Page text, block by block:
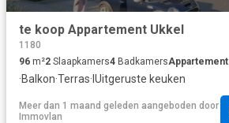
te koop Appartement Ukkel
1180
96 m²2 Slaapkamers4 BadkamersAppartement
·Balkon·Terras· IUitgeruste keuken
Meer dan 1 maand geleden aangeboden door
Immovlan